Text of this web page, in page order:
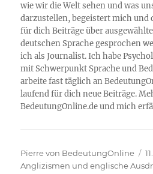
wie wir die Welt sehen und was
darzustellen, begeistert mich und
für dich Beiträge über
deutschen Sprache gesprochen
ich als Journalist. Ich habe
mit Schwerpunkt Sprache und
arbeite fast täglich an
laufend für dich neue Beiträge.
BedeutungOnline.de und mich
Autor
Pierre von BedeutungOnline
Anglizismen und englische